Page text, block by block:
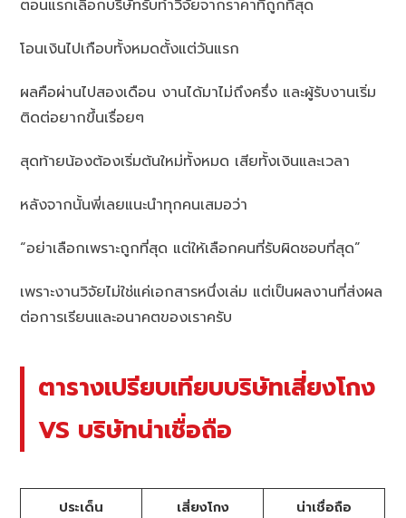
ตอนแรกเลือกบริษัทรับทำวิจัยจากราคาที่ถูกที่สุด
โอนเงินไปเกือบทั้งหมดตั้งแต่วันแรก
ผลคือผ่านไปสองเดือน งานได้มาไม่ถึงครึ่ง และผู้รับงานเริ่ม
ติดต่อยากขึ้นเรื่อยๆ
สุดท้ายน้องต้องเริ่มต้นใหม่ทั้งหมด เสียทั้งเงินและเวลา
หลังจากนั้นพี่เลยแนะนำทุกคนเสมอว่า
“อย่าเลือกเพราะถูกที่สุด แต่ให้เลือกคนที่รับผิดชอบที่สุด”
เพราะงานวิจัยไม่ใช่แค่เอกสารหนึ่งเล่ม แต่เป็นผลงานที่ส่งผล
ต่อการเรียนและอนาคตของเราครับ
ตารางเปรียบเทียบบริษัทเสี่ยงโกง
VS บริษัทน่าเชื่อถือ
ประเด็น เสี่ยงโกง
น่าเชื่อถือ